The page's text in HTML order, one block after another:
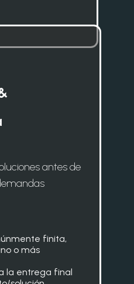
antes de
finita,
o más
la entrega final